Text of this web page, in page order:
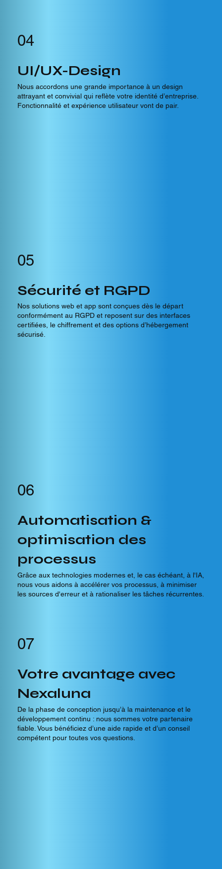
04
UI/UX-Design
Nous accordons une grande importance à un design
attrayant et convivial qui reflète votre identité d’entreprise.
Fonctionnalité et expérience utilisateur vont de pair.
05
Sécurité et RGPD
Nos solutions web et app sont conçues dès le départ
conformément au RGPD et reposent sur des interfaces
certifiées, le chiffrement et des options d’hébergement
sécurisé.
06
Automatisation &
optimisation des
processus
Grâce aux technologies modernes et, le cas échéant, à l'IA,
nous vous aidons à accélérer vos processus, à minimiser
les sources d'erreur et à rationaliser les tâches récurrentes.
07
Votre avantage avec
Nexaluna
De la phase de conception jusqu’à la maintenance et le
développement continu : nous sommes votre partenaire
fiable. Vous bénéficiez d’une aide rapide et d’un conseil
compétent pour toutes vos questions.